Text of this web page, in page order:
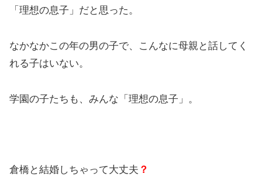
「理想の息子」だと思った。
なかなかこの年の男の子で、こんなに母親と話してく
れる子はいない。
学園の子たちも、みんな「理想の息子」。
倉橋と結婚しちゃって大丈夫 ？